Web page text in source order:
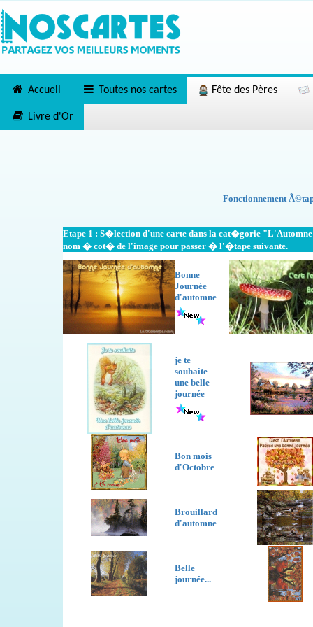
Accueil Toutes nos cartes Fête des Pères
Livre d'Or
Fonctionnement
Etape 1 : S�lection d'une carte dans la cat�gorie
nom � cot� de l'image pour passer � l'�tape suivante.
Bonne
Journée
d'automne
je te
souhaite
une belle
journée
Bon mois
d'Octobre
Brouillard
d'automne
Belle
journée...